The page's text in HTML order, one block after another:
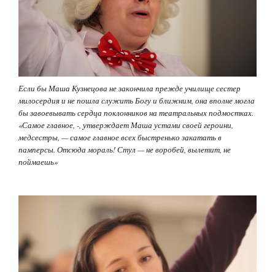
Если бы Маша Кузнецова не закончила прежде училище сестер
милосердия и не пошла служить Богу и ближним, она вполне могла
бы завоевывать сердца поклонников на театральных подмостках.
«Самое главное, -, утверждает Маша устами своей героини,
медсестры, — самое главное всех быстренько закатать в
памперсы. Отсюда мораль! Стул — не воробей, вылетит, не
поймаешь»